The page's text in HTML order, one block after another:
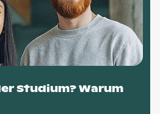
Studium? Warum